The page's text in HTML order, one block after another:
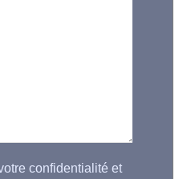
confidentialité et